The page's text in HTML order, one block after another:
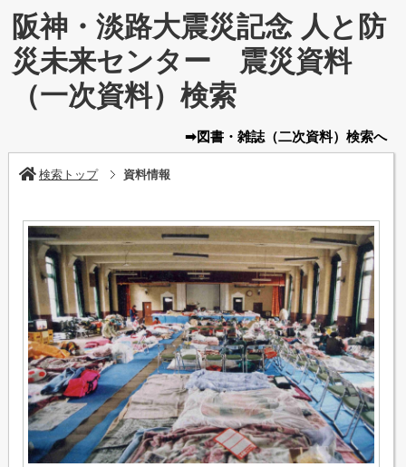
阪神・淡路大震災記念 人と防
災未来センター 震災資料
（一次資料）検索
➡図書・雑誌（二次資料） 検索へ
検索トップ 資料情報